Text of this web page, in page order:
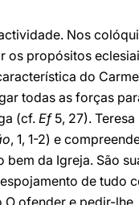
Nos
os propósitos
do
todas as forças
(cf.Ef5, 27).
, 1, 1-2) e
da Igreja. São
de tudo
ofender e pedir-